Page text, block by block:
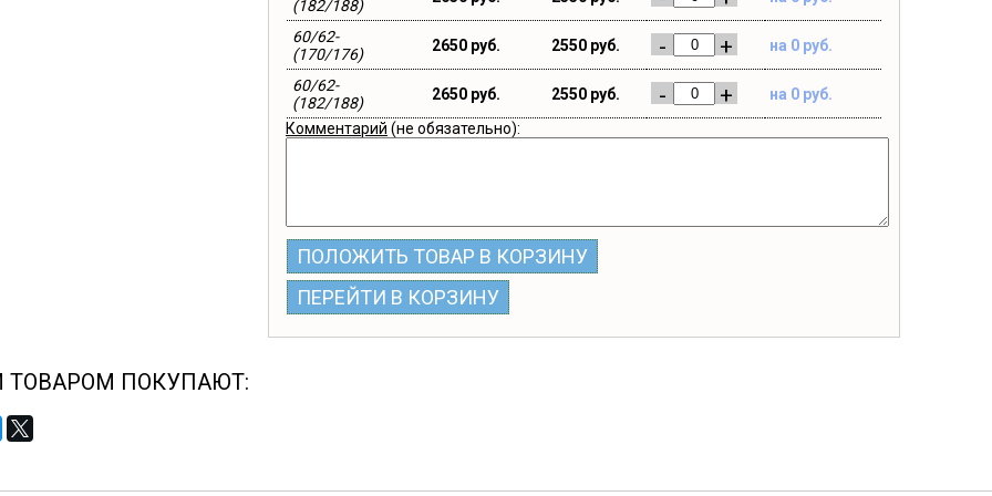
(182/188)
60/62-
(170/176)
2650 руб. 2550 руб. - + на 0 руб.
60/62-
(182/188)
2650 руб. 2550 руб. - +
на 0 руб.
Комментарий (не обязательно):
ПОЛОЖИТЬ ТОВАР В КОРЗИНУ
ПЕРЕЙТИ В КОРЗИНУ
ТОВАРОМ ПОКУПАЮТ: